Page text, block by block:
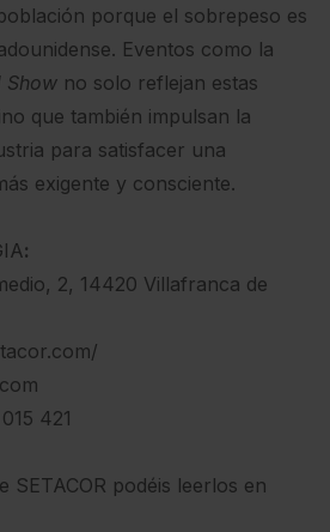
porque el sobrepeso es
Eventos como la
Showno solo reflejan estas
que también impulsan la
para satisfacer una
exigente y consciente.
:
2, 14420 Villafranca de
421
SETACOR podéis leerlos en